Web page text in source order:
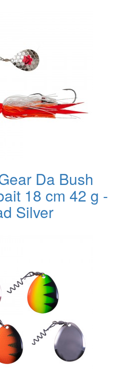
Da Bush
18 cm 42 g -
Silver